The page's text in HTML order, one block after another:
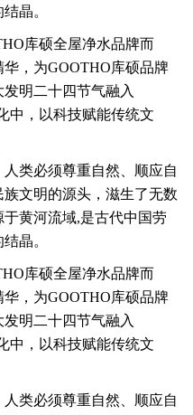
晶。
库硕全屋净水品牌而
，为GOOTHO库硕品牌
明二十四节气融入
中，以科技赋能传统文
类必须尊重自然、顺应自
文明的源头，滋生了无数
于黄河流域,是古代中国劳
晶。
库硕全屋净水品牌而
，为GOOTHO库硕品牌
明二十四节气融入
中，以科技赋能传统文
类必须尊重自然、顺应自